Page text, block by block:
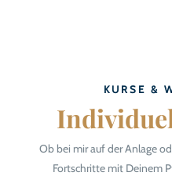
KURSE &
Ob bei mir auf der Anlage
Fortschritte mit Deinem